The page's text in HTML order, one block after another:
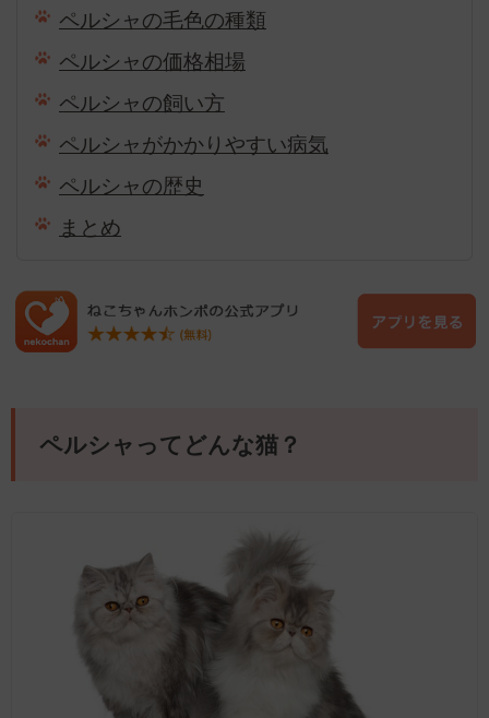
ペルシャの毛色の種類
ペルシャの価格相場
ペルシャの飼い方
ペルシャがかかりやすい病気
ペルシャの歴史
まとめ
ペルシャってどんな猫？